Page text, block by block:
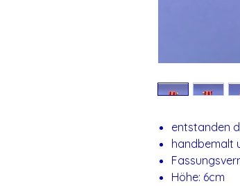
entstanden
handbemalt
Höhe: 6cm